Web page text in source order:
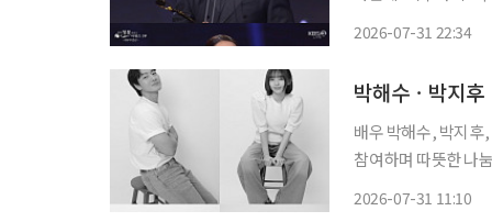
2026-07-31 22:34
박해수ㆍ박지
배우 박해수, 박지
참여하며 따뜻한 나눔에 동참한다. 31일 초록우산에
2026-07-31 11:10